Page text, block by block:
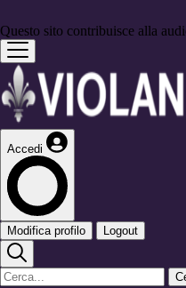
Questo sito contribuisce alla
Accedi
Modifica profilo Logout